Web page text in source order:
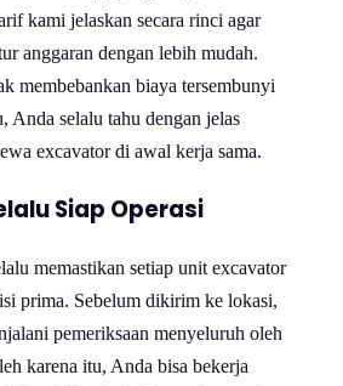
kami jelaskan secara rinci agar
anggaran dengan lebih mudah.
membebankan biaya tersembunyi
Anda selalu tahu dengan jelas
excavator di awal kerja sama.
Siap Operasi
memastikan setiap unit excavator
prima. Sebelum dikirim ke lokasi,
pemeriksaan menyeluruh oleh
karena itu, Anda bisa bekerja